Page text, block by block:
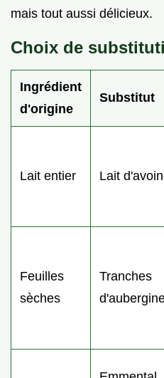
mais tout aussi délicieux.
Choix de
Ingrédient
d'origine
Substitut
Lait entier Lait
Feuilles
sèches
Tranches